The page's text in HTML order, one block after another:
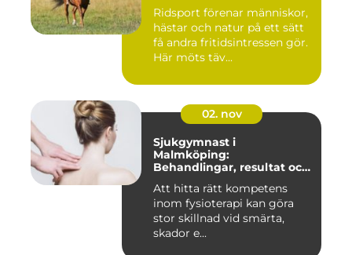
Ridsport förenar människor,
hästar och natur på ett sätt
få andra fritidsintressen gör.
Här möts täv...
02. nov
Sjukgymnast i
Malmköping:
Behandlingar, resultat och
Att hitta rätt kompetens
inom fysioterapi kan göra
stor skillnad vid smärta,
skador e...